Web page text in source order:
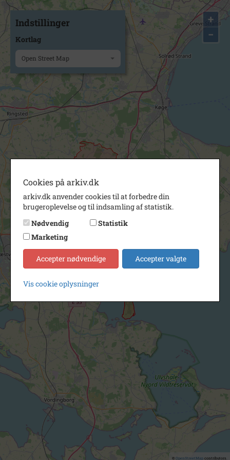
+
−
© OpenStreetMapcontributors.
Indstillinger
Kortlag
Open Street Map
Cookies på arkiv.dk
arkiv.dk anvender cookies til at forbedre din
brugeroplevelse og til indsamling af statistik.
Nødvendig
Statistik
Marketing
Accepter nødvendige Accepter valgte
Vis cookie oplysninger